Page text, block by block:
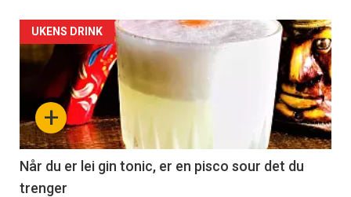
Forsiden
akkurat
nå
-
2
+
UKENS DRINK
Når du er lei gin tonic, er en pisco sour det du
trenger